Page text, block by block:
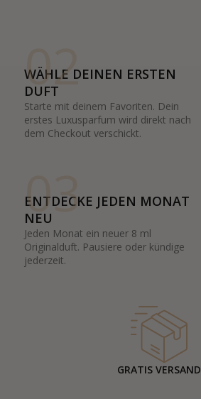
02
WÄHLE DEINEN ERSTEN
DUFT
Starte mit deinem Favoriten. Dein
erstes Luxusparfum wird direkt nach
dem Checkout verschickt.
03
ENTDECKE JEDEN MONAT
NEU
Jeden Monat ein neuer 8 ml
Originalduft. Pausiere oder kündige
jederzeit.
GRATIS VERSAND